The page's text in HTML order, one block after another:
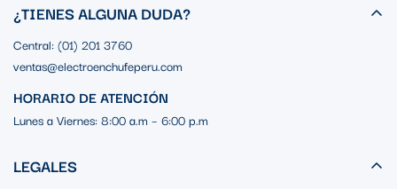
¿TIENES ALGUNA DUDA?
Central: (01) 201 3760
ventas@electroenchufeperu.com
HORARIO DE ATENCIÓN
Lunes a Viernes: 8:00 a.m – 6:00 p.m
LEGALES